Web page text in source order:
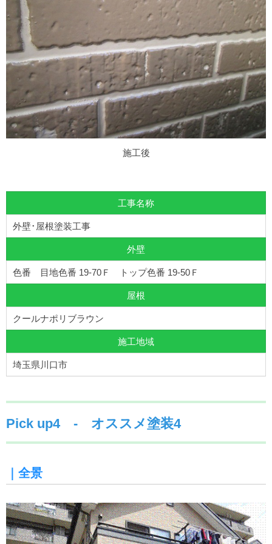
施工後
工事名称
外壁･屋根塗装工事
外壁
色番 目地色番 19-70Ｆ トップ色番 19-50Ｆ
屋根
クールナポリブラウン
施工地域
埼玉県川口市
Pick up4 - オススメ塗装4
｜全景